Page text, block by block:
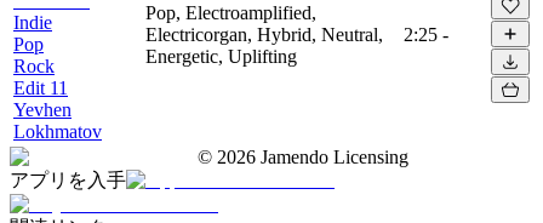
Indie
Pop
Rock
Edit 11
Yevhen
Lokhmatov
Pop, Electroamplified,
Electricorgan, Hybrid, Neutral,
Energetic, Uplifting
2:25 -
© 2026 Jamendo Licensing
アプリを入手